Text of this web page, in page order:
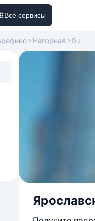
Все сервисы
Нагорная 9